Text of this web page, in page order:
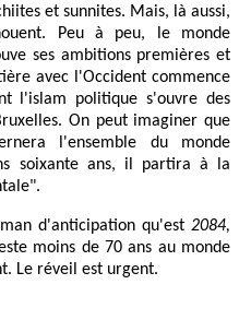
et sunnites. Mais, là aussi,
Peu à peu, le monde
ses ambitions premières et
avec l'Occident commence
l'islam politique s'ouvre des
On peut imaginer que
l'ensemble du monde
soixante ans, il partira à la
d'anticipation qu'est 2084,
moins de 70 ans au monde
Le réveil est urgent.